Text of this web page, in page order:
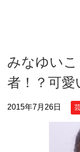
みなゆい
者！？可愛
2015年7月26日